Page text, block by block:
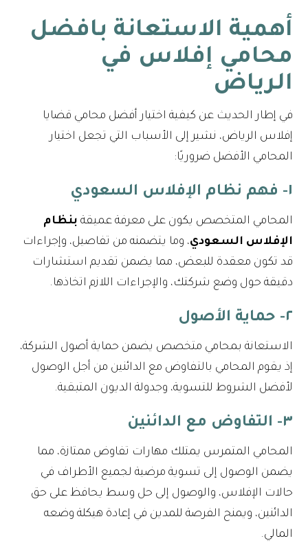
أهمية الاستعانة بافضل
محامي إفلاس في
الرياض
في إطار الحديث عن كيفية اختيار أفضل محامي قضايا
إفلاس الرياض، نشير إلى الأسباب التي تجعل اختيار
المحامي الأفضل ضروريًا:
١- فهم نظام الإفلاس السعودي
المحامي المتخصص يكون على معرفة عميقة بنظام
الإفلاس السعودي، وما يتضمنه من تفاصيل، وإجراءات
قد تكون معقدة للبعض، مما يضمن تقديم استشارات
دقيقة حول وضع شركتك، والإجراءات اللازم اتخاذها.
٢- حماية الأصول
الاستعانة بمحامي متخصص يضمن حماية أصول الشركة،
إذ يقوم المحامي بالتفاوض مع الدائنين من أجل الوصول
لأفضل الشروط للتسوية، وجدولة الديون المتبقية.
٣- التفاوض مع الدائنين
المحامي المتمرس يمتلك مهارات تفاوض ممتازة، مما
يضمن الوصول إلى تسوية مرضية لجميع الأطراف في
حالات الإفلاس، والوصول إلى حل وسط يحافظ على حق
الدائنين، ويمنح الفرصة للمدين في إعادة هيكلة وضعه
المالي.